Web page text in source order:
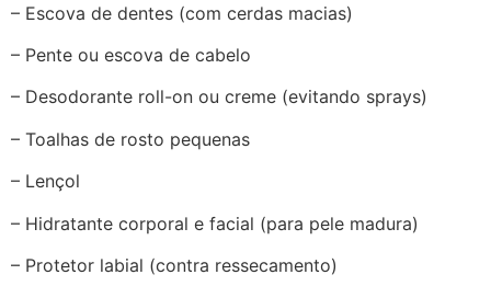
– Escova de dentes (com cerdas macias)
– Pente ou escova de cabelo
– Desodorante roll-on ou creme (evitando sprays)
– Toalhas de rosto pequenas
– Lençol
– Hidratante corporal e facial (para pele madura)
– Protetor labial (contra ressecamento)